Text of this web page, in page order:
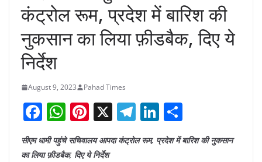
कंट्रोल रूम, प्रदेश में बारिश की
नुकसान का लिया फ़ीडबैक, दिए ये
निर्देश
August 9, 2023 Pahad Times
F
a
c
W
h
at
Pi
er
X T
e
Li
n
k
h
ar
सीएम धामी पहुंचे सचिवालय आपदा कंट्रोल रूम, प्रदेश में बारिश की नुकसान
का लिया फ़ीडबैक, दिए ये निर्देश